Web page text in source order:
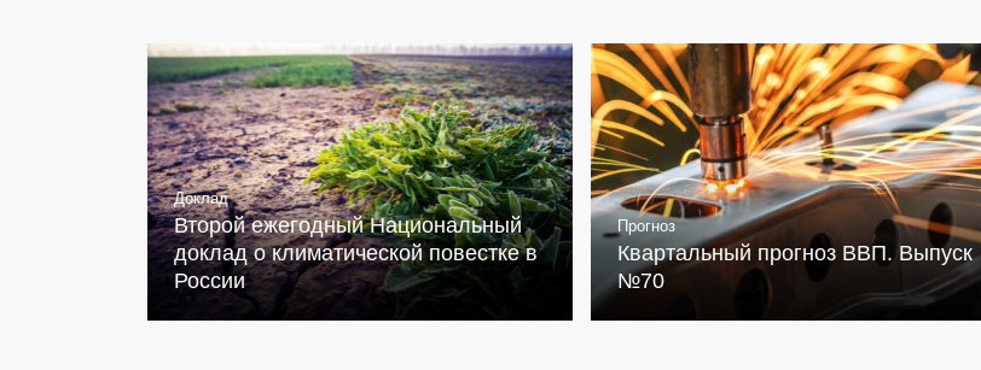
Доклад
Второй ежегодный Национальный
доклад о климатической повестке в
России
Прогноз
Квартальный прогноз ВВП. Выпуск
№70